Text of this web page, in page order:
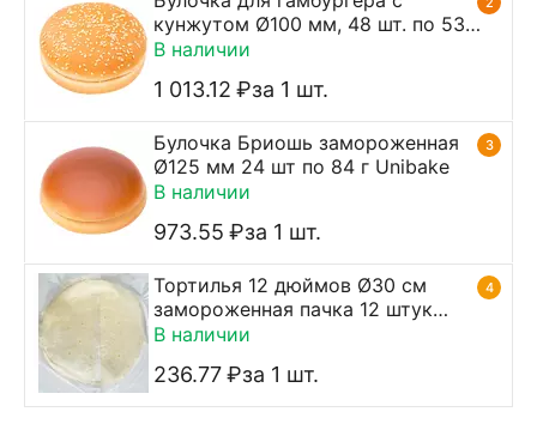
кунжутом Ø100 мм, 48 шт. по 53г.
Unibake
В наличии
1 013.12 ₽за 1 шт.
3
Булочка Бриошь замороженная
Ø125 мм 24 шт по 84 г Unibake
В наличии
973.55 ₽за 1 шт.
4
Тортилья 12 дюймов Ø30 см
замороженная пачка 12 штук
MISSION
В наличии
236.77₽за 1 шт.